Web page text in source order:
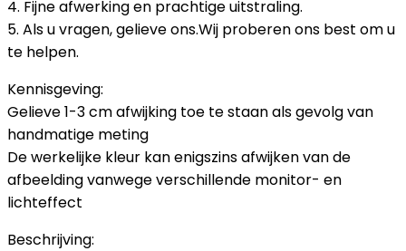
4. Fijne afwerking en prachtige uitstraling.
5. Als u vragen, gelieve ons.Wij proberen ons best om u
te helpen.
Kennisgeving:
Gelieve 1-3 cm afwijking toe te staan als gevolg van
handmatige meting
De werkelijke kleur kan enigszins afwijken van de
afbeelding vanwege verschillende monitor- en
lichteffect
Beschrijving: